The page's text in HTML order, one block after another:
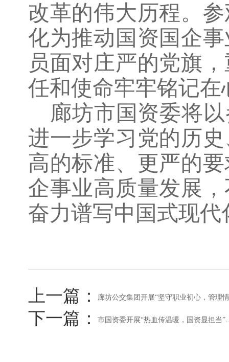
改革的伟大历程。
化为推动 国资国企
员面对庄严的党旗
任和使命牢牢铭记在
廊坊市国资委将
进一步学习党的历
高的标准、更严的
企事业高质量发展，
奋力谱写中国式现
上一篇： 廊坊公交集团开展“坚守职业初心，管理
下一篇： 市国资委开展“热血传温暖，国资显担当